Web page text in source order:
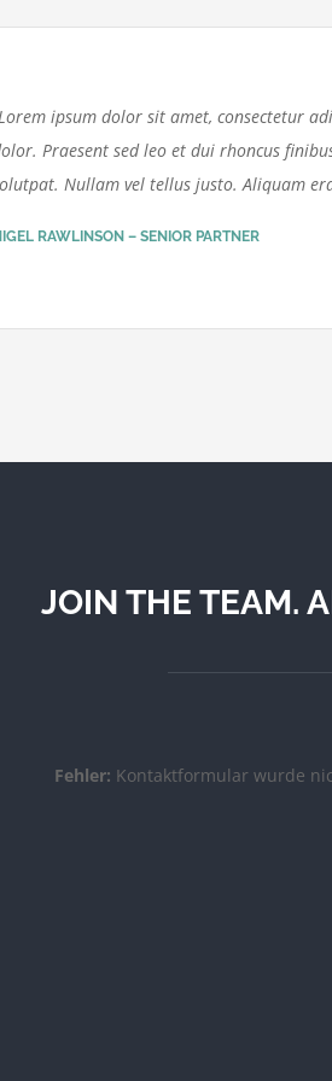
ipsum dolor sit amet, consectetur
Praesent sed leo et dui rhoncus
Nullam vel tellus justo. Aliquam
RAWLINSON – SENIOR PARTNER
JOIN THE TEAM.
Fehler: Kontaktformular wurde